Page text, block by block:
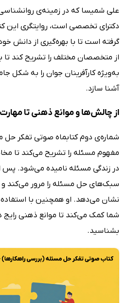
علی شمیسا که در زمینه‌ی
دکترای تخصصی است، روایتگری این
گرفته است تا با بهره‌گیری از دانش
از متخصصان مختلف را تشریح کند تا
به‌ویژه کارآفرینان جوان را به شکل
آشنا سازد.
از چالش‌ها و موانع ذهنی تا
شماره‌ی دوم کتابماه صوتی تفکر حل
مفهوم مسئله را تشریح می‌کند تا
در زندگی مسئله نامیده می‌شود. پس
سبک‌های حل مسئله را مرور می‌کند و
نشان می‌دهد. او همچنین با استفاده
شما کمک می‌کند تا موانع ذهنی رایج
بشناسید.